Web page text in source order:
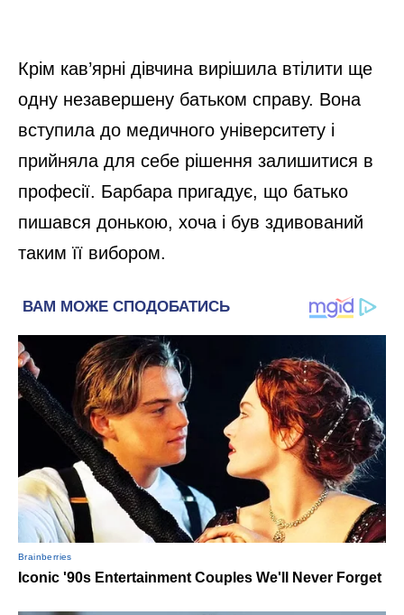
Крім кав’ярні дівчина вирішила втілити ще
одну незавершену батьком справу. Вона
вступила до медичного університету і
прийняла для себе рішення залишитися в
професії. Барбара пригадує, що батько
пишався донькою, хоча і був здивований
таким її вибором.